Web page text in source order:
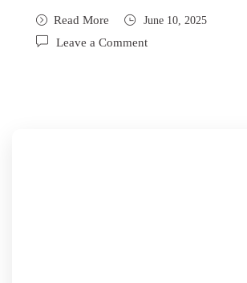
Read More June 10, 2025
Leave a Comment